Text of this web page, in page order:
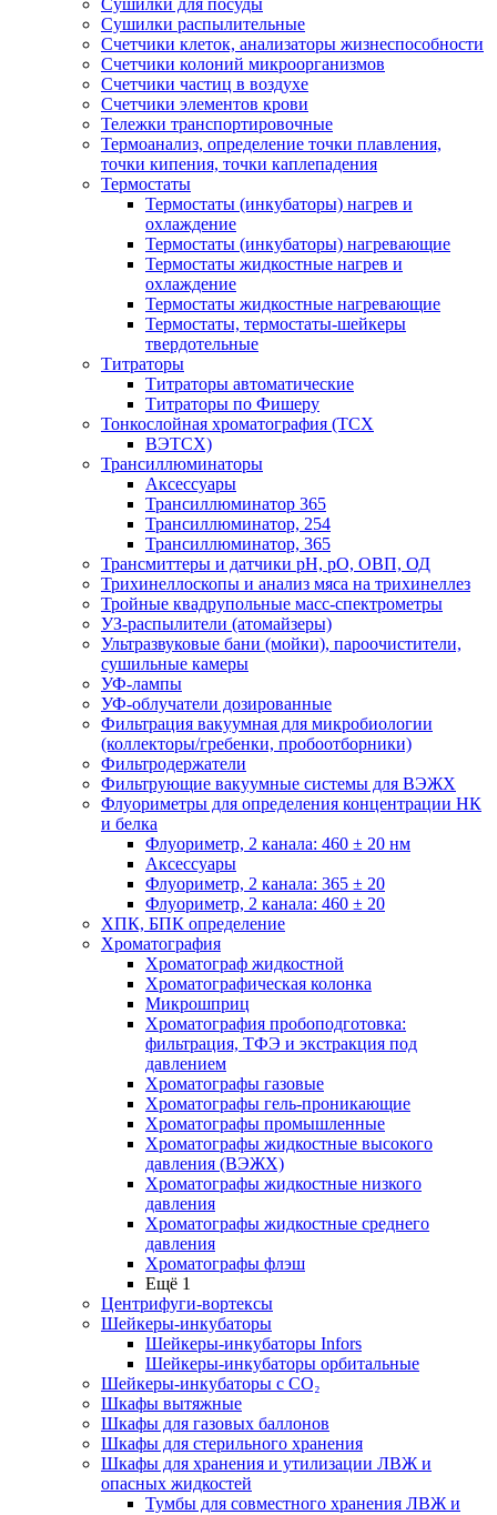
Сушилки для посуды
Сушилки распылительные
Счетчики клеток, анализаторы жизнеспособности
Счетчики колоний микроорганизмов
Счетчики частиц в воздухе
Счетчики элементов крови
Тележки транспортировочные
Термоанализ, определение точки плавления,
точки кипения, точки каплепадения
Термостаты
Термостаты (инкубаторы) нагрев и
охлаждение
Термостаты (инкубаторы) нагревающие
Термостаты жидкостные нагрев и
охлаждение
Термостаты жидкостные нагревающие
Термостаты, термостаты-шейкеры
твердотельные
Титраторы
Титраторы автоматические
Титраторы по Фишеру
Тонкослойная хроматография (ТСХ
ВЭТСХ)
Трансиллюминаторы
Аксессуары
Трансиллюминатор 365
Трансиллюминатор, 254
Трансиллюминатор, 365
Трансмиттеры и датчики рН, рО, ОВП, ОД
Трихинеллоскопы и анализ мяса на трихинеллез
Тройные квадрупольные масс-спектрометры
УЗ-распылители (атомайзеры)
Ультразвуковые бани (мойки), пароочистители,
сушильные камеры
УФ-лампы
УФ-облучатели дозированные
Фильтрация вакуумная для микробиологии
(коллекторы/гребенки, пробоотборники)
Фильтродержатели
Фильтрующие вакуумные системы для ВЭЖХ
Флуориметры для определения концентрации НК
и белка
Флуориметр, 2 канала: 460 ± 20 нм
Аксессуары
Флуориметр, 2 канала: 365 ± 20
Флуориметр, 2 канала: 460 ± 20
ХПК, БПК определение
Хроматография
Хроматограф жидкостной
Хроматографическая колонка
Микрошприц
Хроматография пробоподготовка:
фильтрация, ТФЭ и экстракция под
давлением
Хроматографы газовые
Хроматографы гель-проникающие
Хроматографы промышленные
Хроматографы жидкостные высокого
давления (ВЭЖХ)
Хроматографы жидкостные низкого
давления
Хроматографы жидкостные среднего
давления
Хроматографы флэш
Ещё 1
Центрифуги-вортексы
Шейкеры-инкубаторы
Шейкеры-инкубаторы Infors
Шейкеры-инкубаторы орбитальные
Шейкеры-инкубаторы с CО₂
Шкафы вытяжные
Шкафы для газовых баллонов
Шкафы для стерильного хранения
Шкафы для хранения и утилизации ЛВЖ и
опасных жидкостей
Тумбы для совместного хранения ЛВЖ и